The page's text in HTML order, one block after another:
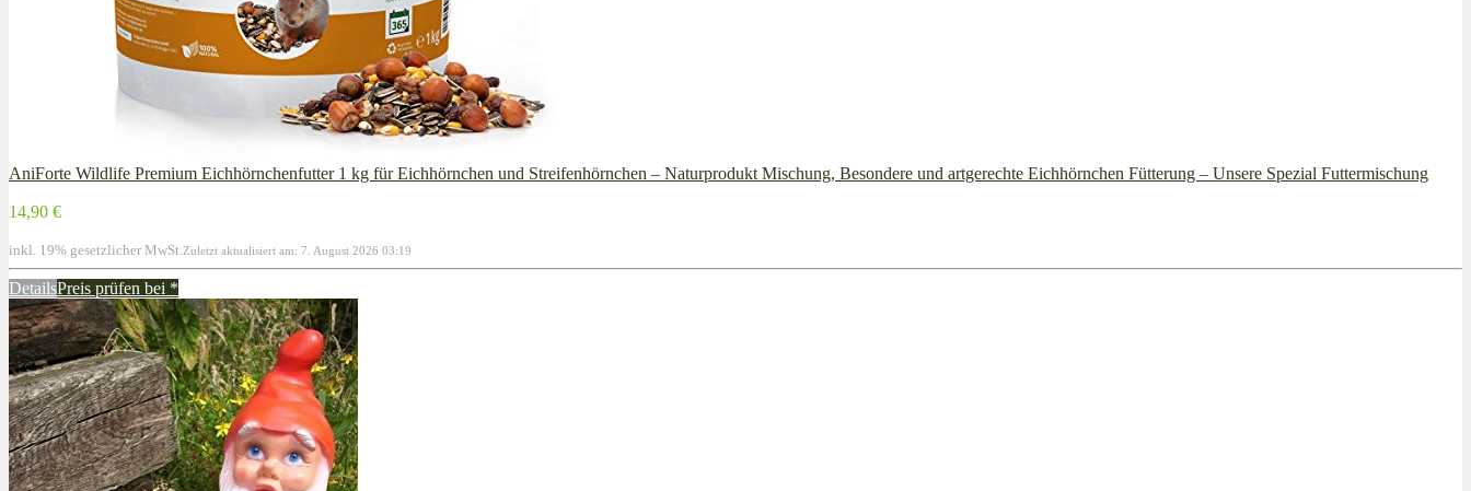
AniForte Wildlife Premium Eichhörnchenfutter 1 kg für Eichhörnchen und Streifenhörnchen – Naturprodukt Mischung, Besondere und artgerechte Eichhörnchen Fütterung – Unsere Spezial Futtermischung
14,90 €
inkl. 19% gesetzlicher MwSt. Zuletzt aktualisiert am: 7. August 2026 03:19
DetailsPreis prüfen bei *